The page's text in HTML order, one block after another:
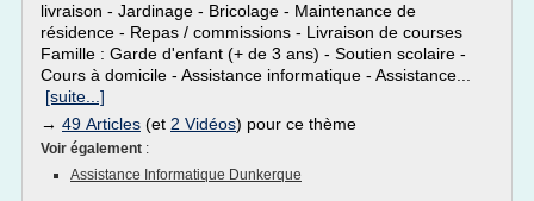
livraison - Jardinage - Bricolage - Maintenance de
résidence - Repas / commissions - Livraison de courses
Famille : Garde d'enfant (+ de 3 ans) - Soutien scolaire -
Cours à domicile - Assistance informatique - Assistance...
[suite...]
→ 49 Articles (et 2 Vidéos) pour ce thème
Voir également :
Assistance Informatique Dunkerque